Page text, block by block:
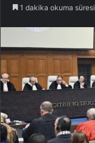
1 dakika okuma süresi